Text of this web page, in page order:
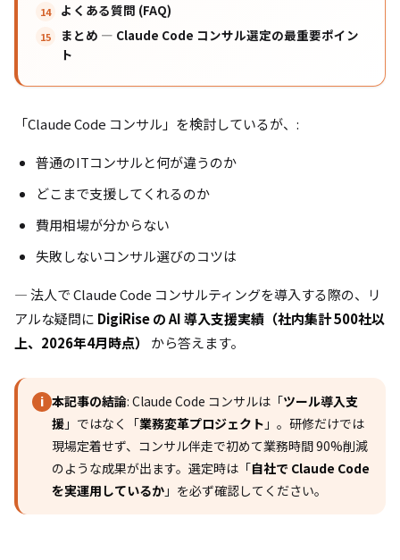
よくある質問 (FAQ)
まとめ — Claude Code コンサル選定の最重要ポイン
ト
「Claude Code コンサル」を検討しているが、:
普通のITコンサルと何が違うのか
どこまで支援してくれるのか
費用相場が分からない
失敗しないコンサル選びのコツは
— 法人で Claude Code コンサルティングを導入する際の、リ
アルな疑問に DigiRise の AI 導入支援実績（社内集計 500社以
上、2026年4月時点）
から答えます。
i 本記事の結論: Claude Code コンサルは「ツール導入支
援 」ではなく「業務変革プロジェクト 」。研修だけでは
現場定着せず、コンサル伴走で初めて業務時間 90%削減
のような成果が出ます。選定時は「自社で Claude Code
を実運用しているか 」を必ず確認してください。